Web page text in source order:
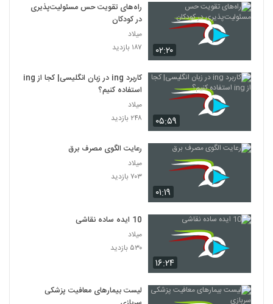
۰۲:۲۰
راه‌های تقویت حس مسئولیت‌پذیری
در کودکان
میلاد
۱۸۷ بازدید
۰۵:۵۹
کاربرد ing در زبان انگلیسی| کجا از ing
استفاده کنیم؟
میلاد
۲۴۸ بازدید
۰۱:۱۹
رعایت الگوی مصرف برق
میلاد
۷۰۳ بازدید
۱۶:۲۴
10 ایده ساده نقاشی
میلاد
۵۳۰ بازدید
لیست بیمارهای معافیت پزشکی